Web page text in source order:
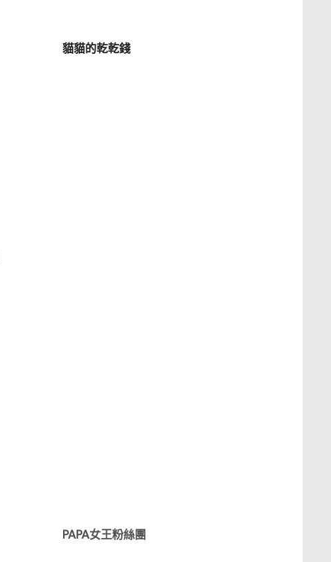
貓貓的乾乾錢
PAPA女王粉絲團